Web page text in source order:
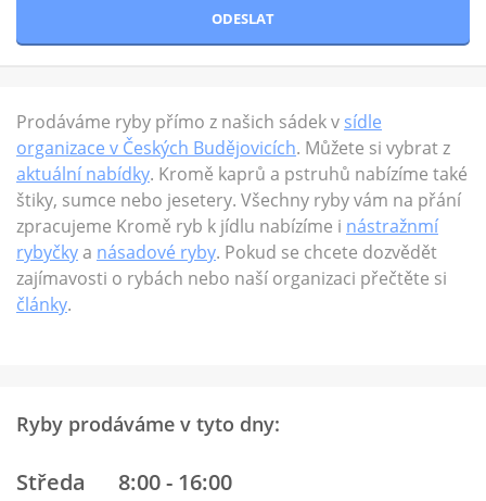
Prodáváme ryby přímo z našich sádek v sídle
organizace v Českých Budějovicích. Můžete si vybrat z
aktuální nabídky. Kromě kaprů a pstruhů nabízíme také
štiky, sumce nebo jesetery. Všechny ryby vám na přání
zpracujeme Kromě ryb k jídlu nabízíme i nástražnmí
rybyčkya násadové ryby. Pokud se chcete dozvědět
zajímavosti o rybách nebo naší organizaci přečtěte si
články.
Ryby prodáváme v tyto dny:
Středa 8:00 - 16:00